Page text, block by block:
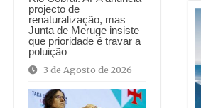
projecto de
renaturalização, mas
Junta de Meruge insiste
que prioridade é travar a
poluição
3 de Agosto de 2026